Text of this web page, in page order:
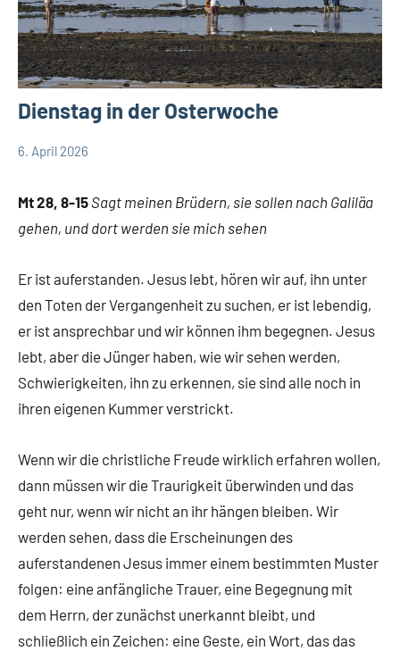
Dienstag in der Osterwoche
App-
6. April 2026
Hubert
Mt 28, 8-15 Sagt meinen Brüdern, sie sollen nach Galiläa
gehen, und dort werden sie mich sehen
Er ist auferstanden. Jesus lebt, hören wir auf, ihn unter
den Toten der Vergangenheit zu suchen, er ist lebendig,
er ist ansprechbar und wir können ihm begegnen. Jesus
lebt, aber die Jünger haben, wie wir sehen werden,
Schwierigkeiten, ihn zu erkennen, sie sind alle noch in
ihren eigenen Kummer verstrickt.
Wenn wir die christliche Freude wirklich erfahren wollen,
dann müssen wir die Traurigkeit überwinden und das
geht nur, wenn wir nicht an ihr hängen bleiben. Wir
werden sehen, dass die Erscheinungen des
auferstandenen Jesus immer einem bestimmten Muster
folgen: eine anfängliche Trauer, eine Begegnung mit
dem Herrn, der zunächst unerkannt bleibt, und
schließlich ein Zeichen: eine Geste, ein Wort, das das